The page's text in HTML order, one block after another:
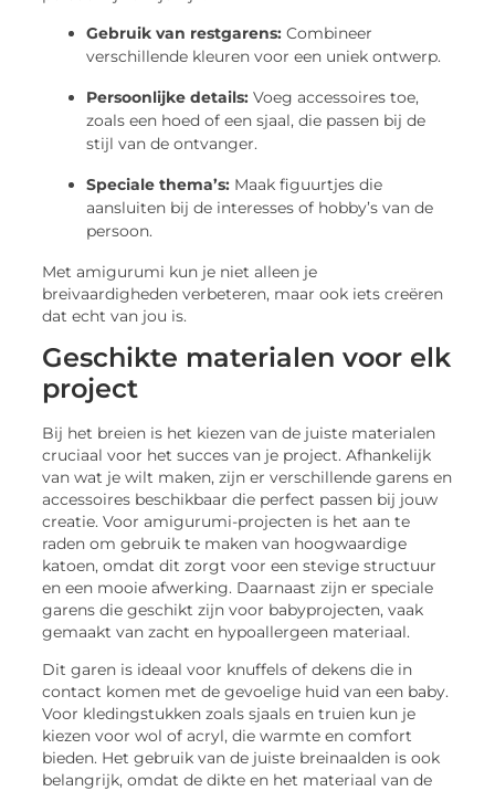
Gebruik van restgarens: Combineer
verschillende kleuren voor een uniek ontwerp.
Persoonlijke details: Voeg accessoires toe,
zoals een hoed of een sjaal, die passen bij de
stijl van de ontvanger.
Speciale thema’s: Maak figuurtjes die
aansluiten bij de interesses of hobby’s van de
persoon.
Met amigurumi kun je niet alleen je
breivaardigheden verbeteren, maar ook iets creëren
dat echt van jou is.
Geschikte materialen voor elk
project
Bij het breien is het kiezen van de juiste materialen
cruciaal voor het succes van je project. Afhankelijk
van wat je wilt maken, zijn er verschillende garens en
accessoires beschikbaar die perfect passen bij jouw
creatie. Voor amigurumi-projecten is het aan te
raden om gebruik te maken van hoogwaardige
katoen, omdat dit zorgt voor een stevige structuur
en een mooie afwerking. Daarnaast zijn er speciale
garens die geschikt zijn voor babyprojecten, vaak
gemaakt van zacht en hypoallergeen materiaal.
Dit garen is ideaal voor knuffels of dekens die in
contact komen met de gevoelige huid van een baby.
Voor kledingstukken zoals sjaals en truien kun je
kiezen voor wol of acryl, die warmte en comfort
bieden. Het gebruik van de juiste breinaalden is ook
belangrijk, omdat de dikte en het materiaal van de